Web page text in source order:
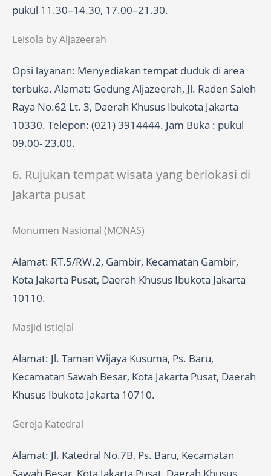
pukul 11.30–14.30, 17.00–21.30.
Leisola by Aljazeerah
Opsi layanan: Menyediakan tempat duduk di area
terbuka. Alamat: Gedung Aljazeerah, Jl. Raden Saleh
Raya No.62 Lt. 3, Daerah Khusus Ibukota Jakarta
10330. Telepon: (021) 3914444. Jam Buka : pukul
09.00- 23.00.
6. Rujukan tempat wisata yang berlokasi di
Jakarta pusat
Monumen Nasional (MONAS)
Alamat: RT.5/RW.2, Gambir, Kecamatan Gambir,
Kota Jakarta Pusat, Daerah Khusus Ibukota Jakarta
10110.
Masjid Istiqlal
Alamat: Jl. Taman Wijaya Kusuma, Ps. Baru,
Kecamatan Sawah Besar, Kota Jakarta Pusat, Daerah
Khusus Ibukota Jakarta 10710.
Gereja Katedral
Alamat: Jl. Katedral No.7B, Ps. Baru, Kecamatan